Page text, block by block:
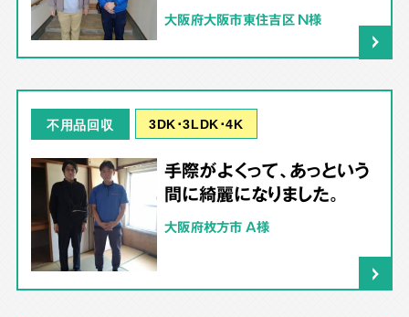
大阪府大阪市東住吉区 N様
不用品回収 3DK･3LDK･4K
手際がよくって、あっという
間に綺麗になりました。
大阪府枚方市 A様